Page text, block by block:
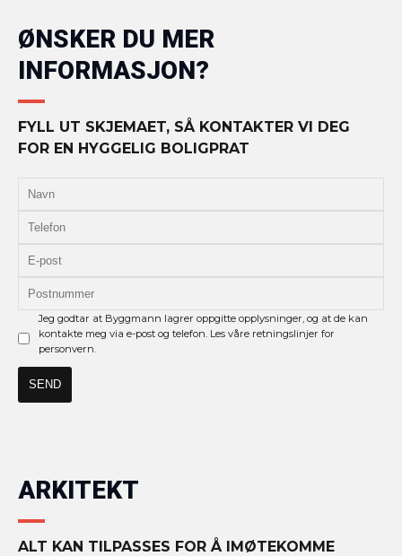
ØNSKER DU MER
INFORMASJON?
FYLL UT SKJEMAET, SÅ KONTAKTER VI DEG
FOR EN HYGGELIG BOLIGPRAT
Jeg godtar at Byggmann lagrer oppgitte opplysninger, og at de kan
kontakte meg via e-post og telefon. Les våre retningslinjer for
personvern.
ARKITEKT
ALT KAN TILPASSES FOR Å IMØTEKOMME